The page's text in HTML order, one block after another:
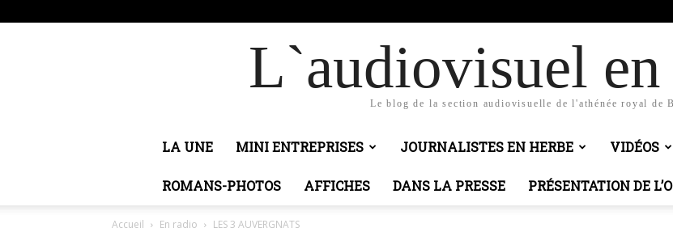
L`audiovisuel
Le blog de la section audiovisuelle de l'athénée royal de
LA UNE MINI ENTREPRISES JOURNALISTES EN HERBE VIDÉOS
ROMANS-PHOTOS AFFICHES DANS LA PRESSE PRÉSENTATION DE
Accueil En radio LES 3 AUVERGNATS